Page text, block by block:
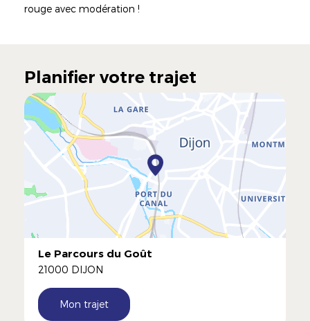
rouge avec modération !
Planifier votre trajet
Le Parcours du Goût
21000 DIJON
Mon trajet